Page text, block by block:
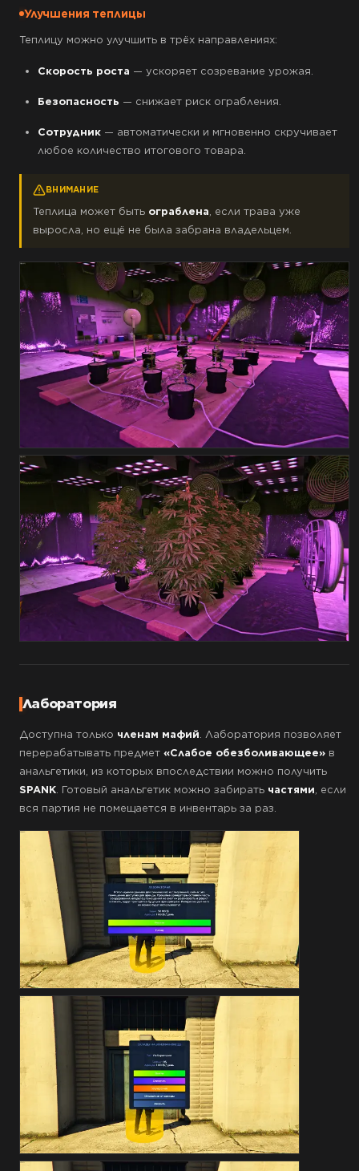
Улучшения теплицы
Теплицу можно улучшить в трёх направлениях:
Скорость роста — ускоряет созревание урожая.
Безопасность — снижает риск ограбления.
Сотрудник— автоматически и мгновенно скручивает
любое количество итогового товара.
ВНИМАНИЕ
Теплица может быть ограблена, если трава уже
выросла, но ещё не была забрана владельцем.
Лаборатория
Доступна только членам мафий. Лаборатория позволяет
перерабатывать предмет «Слабое обезболивающее»в
анальгетики, из которых впоследствии можно получить
SPANK. Готовый анальгетик можно забирать частями, если
вся партия не помещается в инвентарь за раз.